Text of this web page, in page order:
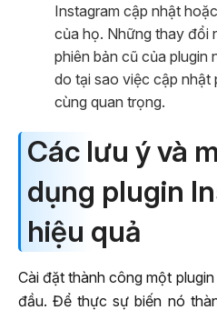
Instagram cập nhật
của họ. Những thay đổi
phiên bản cũ của
do tại sao việc cập nhật
cùng quan trọng.
Các lưu ý và
dụng plugin
hiệu quả
Cài đặt thành công một
đầu. Để thực sự biến nó